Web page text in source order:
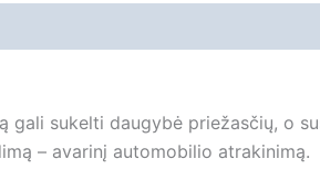
sukelti daugybė priežasčių, o
– avarinį automobilio atrakinimą.